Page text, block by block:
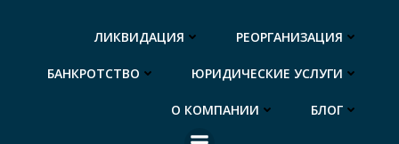
ЛИКВИДАЦИЯ РЕОРГАНИЗАЦИЯ
БАНКРОТСТВО ЮРИДИЧЕСКИЕ УСЛУГИ
О КОМПАНИИ БЛОГ